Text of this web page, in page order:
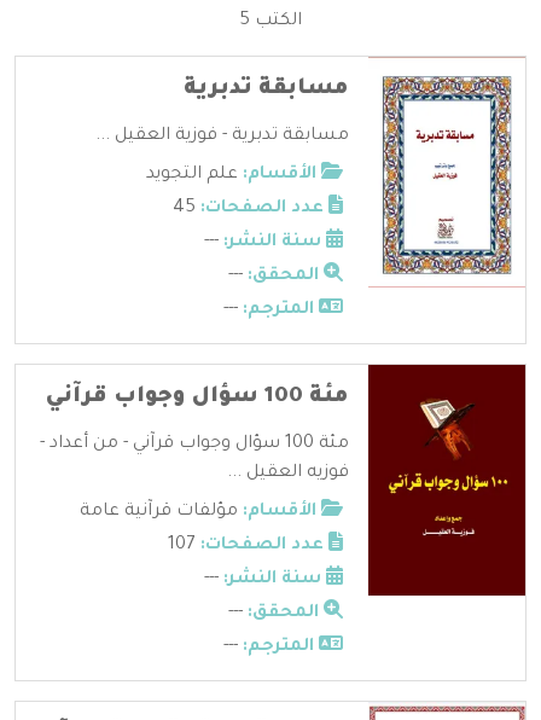
الكتب 5
مسابقة تدبرية
مسابقة تدبرية - فوزية العقيل ...
الأقسام: علم التجويد
عدد الصفحات:
سنة النشر: ---
المحقق: ---
المترجم: ---
مئة 100 سؤال وجواب قرآني
مئة 100 سؤال وجواب قرآني - من أعداد -
فوزيه العقيل ...
الأقسام: مؤلفات قرآنية عامة
عدد الصفحات:
سنة النشر: ---
المحقق: ---
المترجم: ---